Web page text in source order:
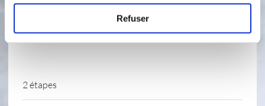
Refuser
2 étapes